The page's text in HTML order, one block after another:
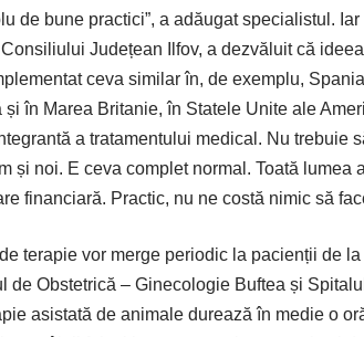
de bune practici”, a adăugat specialistul.
Județean Ilfov, a dezvăluit că
ceva similar în, de exemplu,
și în Marea Britanie, în Statele Unite ale
a tratamentului medical. Nu trebuie
și noi. E ceva complet normal. Toată
financiară. Practic, nu ne costă nimic să
terapie vor merge periodic la pacienții de
de Obstetrică – Ginecologie Buftea și
asistată de animale durează în medie o